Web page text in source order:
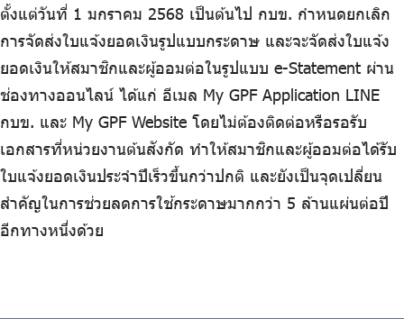
ตั้งแต่วันที่ 1 มกราคม 2568 เป็นต้นไป กบข. กำหนดยกเลิก
การจัดส่งใบแจ้งยอดเงินรูปแบบกระดาษ และจะจัดส่งใบแจ้ง
ยอดเงินให้สมาชิกและผู้ออมต่อในรูปแบบ e-Statement ผ่าน
ช่องทางออนไลน์ ได้แก่ อีเมล My GPF Application LINE
กบข. และ My GPF Website โดยไม่ต้องติดต่อหรือรอรับ
เอกสารที่หน่วยงานต้นสังกัด ทำให้สมาชิกและผู้ออมต่อได้รับ
ใบแจ้งยอดเงินประจำปีเร็วขึ้นกว่าปกติ และยังเป็นจุดเปลี่ยน
สำคัญในการช่วยลดการใช้กระดาษมากกว่า 5 ล้านแผ่นต่อปี
อีกทางหนึ่งด้วย